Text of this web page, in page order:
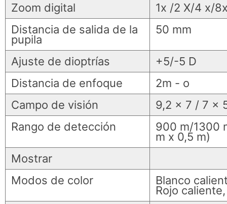
Zoom digital
1x /2 X/4 x/
Distancia de salida de la
pupila
50 mm
Ajuste de dioptrías
+5/-5 D
Distancia de enfoque
2m - o
Campo de visión
9,2 × 7 / 7 ×
Rango de detección
900 m/1300
m x 0,5 m)
Mostrar
Modos de color
Blanco
Rojo